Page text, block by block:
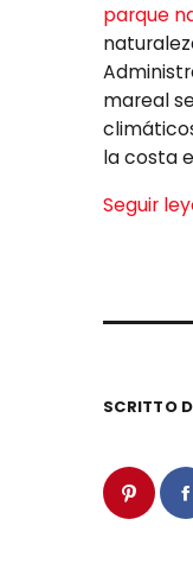
parque
mareal
la costa
Seguir
SCRITTO